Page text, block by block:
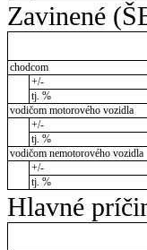
Zavinené
chodcom
+/-
tj. %
vodičom motorového vozidla
+/-
tj. %
vodičom nemotorového vozidla
+/-
tj. %
Hlavné